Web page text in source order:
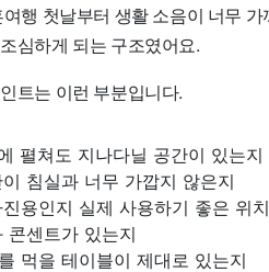
행 첫날부터 생활 소음이 너무
심하게 되는 구조였어요.
트는 이런 부분입니다.
펼쳐도 지나다닐 공간이 있는지
침실과 너무 가깝지 않은지
용인지 실제 사용하기 좋은 위
콘센트가 있는지
먹을 테이블이 제대로 있는지